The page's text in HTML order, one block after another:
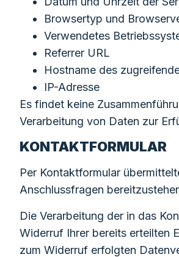
Browsertyp und
Verwendetes
Referrer URL
Hostname des
IP-Adresse
Es findet keine
Verarbeitung von Daten zur
KONTAKTFORMULAR
Per Kontaktformular
Anschlussfragen
Die Verarbeitung der in das
Widerruf Ihrer bereits erteilten
zum Widerruf erfolgten